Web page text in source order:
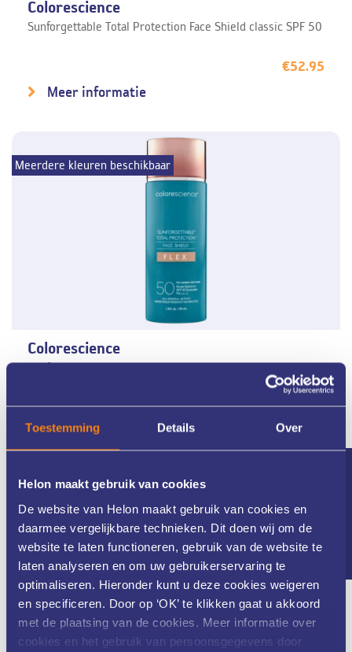
Toestemming Details Over
Helon maakt gebruik van cookies
De website van Helon maakt gebruik van cookies en
daarmee vergelijkbare technieken. Dit doen wij om de
website te laten functioneren, gebruik van de website te
laten analyseren en om uw gebruikerservaring te
optimaliseren. Hieronder kunt u deze cookies weigeren
en specificeren. Door op ‘OK’ te klikken gaat u akkoord
met de plaatsing van de cookies. Meer informatie over
cookies en het gebruik van persoonsgegevens door
Colorescience
Sunforgettable Total Protection Face Shield classic SPF 50
€52.95
Meer informatie
Meerdere kleuren beschikbaar
Colorescience
Sunforgettable Total Protection Face Shield FLEX SPF 50
€62.95
Meer informatie